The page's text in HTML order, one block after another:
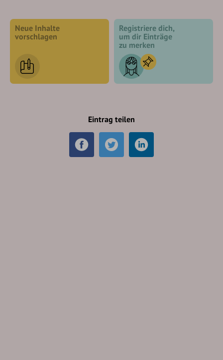
Neue Inhalte
vorschlagen
Registriere dich,
um dir Einträge
zu merken
Eintrag teilen